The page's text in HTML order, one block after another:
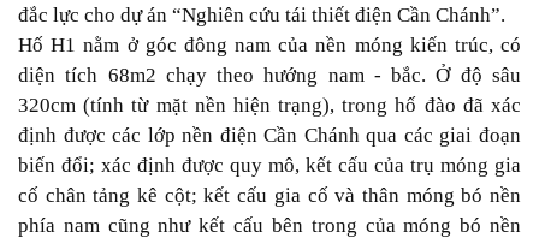
đắc lực cho dự án “Nghiên cứu tái thiết điện Cần Chánh”.
Hố H1 nằm ở góc đông nam của nền móng kiến trúc, có
diện tích 68m2 chạy theo hướng nam - bắc. Ở độ sâu
320cm (tính từ mặt nền hiện trạng), trong hố đào đã xác
định được các lớp nền điện Cần Chánh qua các giai đoạn
biến đổi; xác định được quy mô, kết cấu của trụ móng gia
cố chân tảng kê cột; kết cấu gia cố và thân móng bó nền
phía nam cũng như kết cấu bên trong của móng bó nền